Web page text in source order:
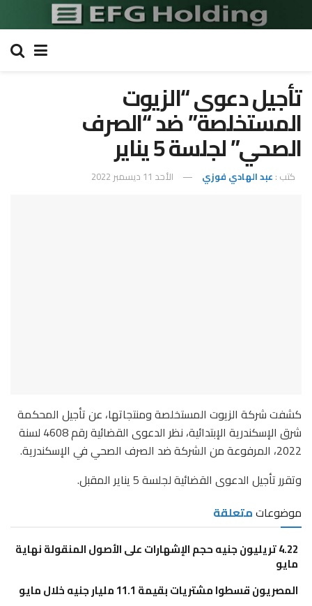
تأجيل دعوى “الزيوت
المستخلصة” ضد “الصرف
الصحي” لجلسة 5 يناير
كتب : عبد الهادي فوزي الأحد 11 ديسمبر 2022
كشفت شركة الزيوت المستخلصة ومنتجاتها، عن تأجيل المحكمة
شرق الإسكندرية الإبتدائية، نظر الدعوى القضائية رقم 4608 لسنة
2022، المرفوعة من الشركة ضد الصرف الصحي في الإسكندرية.
وتقرر تأجيل الدعوى القضائية لجلسة 5 يناير المقبل.
موضوعاتمتعلقة
4.22 تريليون جنيه حجم الإشهارات على الأصول المنقولة نهاية
مايو
المصريون قسطوا مشتريات بقيمة 11.1 مليار جنيه خلال مايو